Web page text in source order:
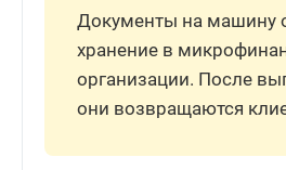
Документы на машину
хранение в
организации. После
они возвращаются